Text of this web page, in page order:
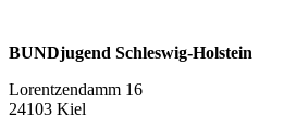
BUNDjugend Schleswig-Holstein
Lorentzendamm 16
24103 Kiel